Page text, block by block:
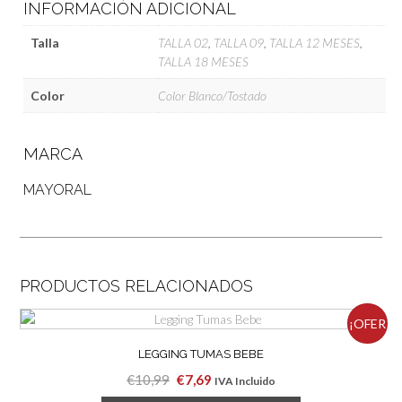
INFORMACIÓN ADICIONAL
Talla TALLA 02 TALLA 09 TALLA 12 MESES
TALLA 18 MESES
Color Color Blanco/Tostado
MARCA
MAYORAL
PRODUCTOS RELACIONADOS
¡OFER
LEGGING TUMAS BEBE
€10,99 El
€7,69 El
IVA Incluido